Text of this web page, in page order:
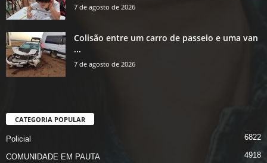
7 de agosto de 2026
Colisão entre um carro de passeio e uma van
...
7 de agosto de 2026
CATEGORIA POPULAR
Policial 6822
COMUNIDADE EM PAUTA 4918